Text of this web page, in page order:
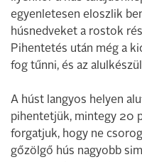
egyenletesen eloszlik
húsnedveket a rostok
Pihentetés után még a
fog tűnni, és az
A húst langyos helyen
pihentetjük, mintegy 20
forgatjuk, hogy ne
gőzölgő hús nagyobb